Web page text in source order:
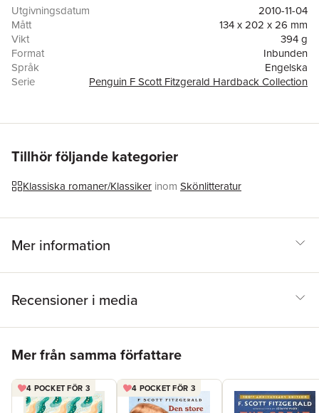
though no one knows what for. Beneath the shimmering surface
of his life he is hiding a secret: a silent longing for the one thing
that will always be out of his reach. And soon this destructive
obsession will force his world to unravel.
Utgivningsdatum
2010-11-04
Mått
134 x 202 x 26 mm
Vikt
394 g
Format
Inbunden
Språk
Engelska
Serie
Penguin F Scott Fitzgerald Hardback Collection
ISBN
9780141194059
Tillhör följande kategorier
Klassiska romaner/Klassiker inom Skönlitteratur
Mer information
Recensioner i media
Mer från samma författare
4 POCKET FÖR 3 4 POCKET FÖR 3